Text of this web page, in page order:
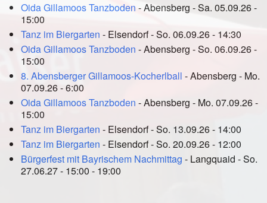
Oida Gillamoos Tanzboden - Abensberg - Sa. 05.09.26 -
15:00
Tanz im Biergarten - Elsendorf - So. 06.09.26 - 14:30
Oida Gillamoos Tanzboden - Abensberg - So. 06.09.26 -
15:00
8. Abensberger Gillamoos-Kocherlball - Abensberg - Mo.
07.09.26 - 6:00
Oida Gillamoos Tanzboden - Abensberg - Mo. 07.09.26 -
15:00
Tanz im Biergarten - Elsendorf - So. 13.09.26 - 14:00
Tanz im Biergarten - Elsendorf - So. 20.09.26 - 12:00
Bürgerfest mit Bayrischem Nachmittag - Langquaid - So.
27.06.27 - 15:00 - 19:00